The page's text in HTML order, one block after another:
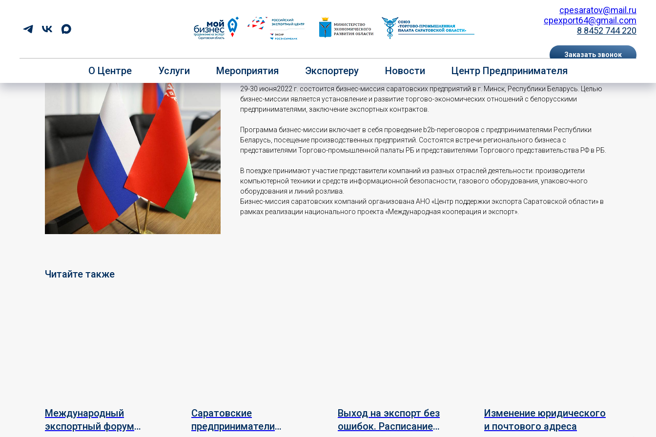
cpesaratov@mail.ru
cpexport64@gmail.com
8 8452 744 220
Заказать звонок
EN RU
О Центре Услуги Мероприятия Экспортеру Новости Центр Предпринимателя
Саратовские компании посетят Республику Беларусь
29-30 июня2022 г. состоится бизнес-миссия саратовских предприятий в г. Минск, Республики Беларусь. Целью
бизнес-миссии является установление и развитие торгово-экономических отношений с белорусскими
предпринимателями, заключение экспортных контрактов.
Программа бизнес-миссии включает в себя проведение b2b-переговоров с предпринимателями Республики
Беларусь, посещение производственных предприятий. Состоятся встречи регионального бизнеса с
представителями Торгово-промышленной палаты РБ и представителями Торгового представительства РФ в РБ.
В поездке принимают участие представители компаний из разных отраслей деятельности: производители
компьютерной техники и средств информационной безопасности, газового оборудования, упаковочного
оборудования и линий розлива.
Бизнес-миссия саратовских компаний организована АНО «Центр поддержки экспорта Саратовской области» в
рамках реализации национального проекта «Международная кооперация и экспорт».
Читайте также
Международный
экспортный форум
Саратовские
предприниматели
Выход на экспорт без
ошибок. Расписание
Изменение юридического
и почтового адреса